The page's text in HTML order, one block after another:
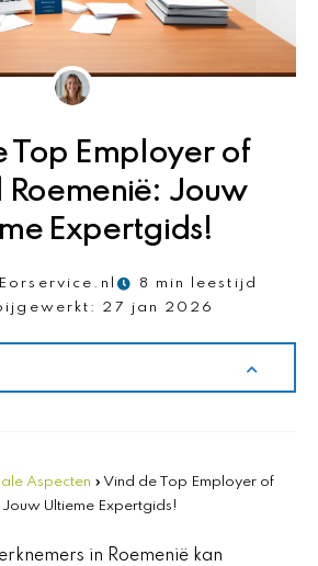
Top Employer of
Roemenië: Jouw
Expertgids!
8 min leestijd
27 jan 2026
Aspecten » Vind de Top Employer of
Ultieme Expertgids!
in Roemenië kan